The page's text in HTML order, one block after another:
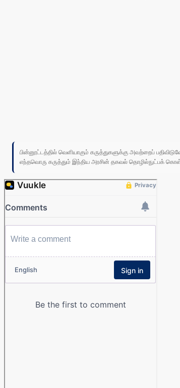
பின்னூட்டத்தில் வெளியாகும் கருத்துகளுக்கு அவற்றைப்
எந்தவொரு கருத்தும் இந்திய அரசின் தகவல் தொழில்நுட்பக்